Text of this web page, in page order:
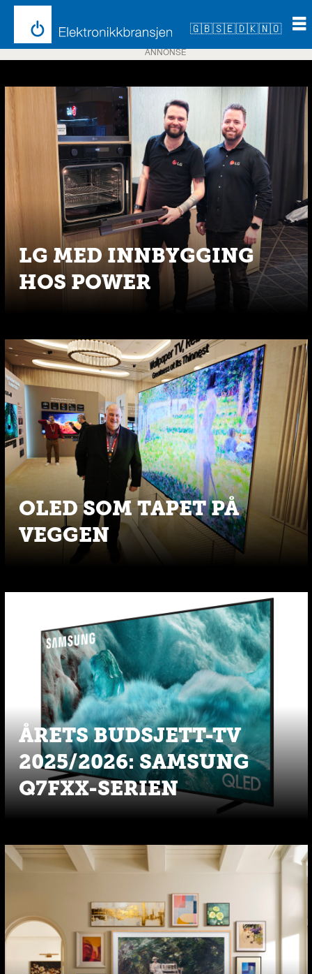
🇬🇧🇸🇪🇩🇰🇳🇴
Emne:
lg
ANNONSE
LG MED INNBYGGING
HOS POWER
OLED SOM TAPET PÅ
VEGGEN
ÅRETS BUDSJETT-TV
2025/2026: SAMSUNG
Q7FXX-SERIEN